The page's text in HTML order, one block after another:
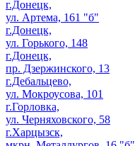
г.Донецк,
ул. Артема, 161 "б"
г.Донецк,
ул. Горького, 148
г.Донецк,
пр. Дзержинского, 13
г.Дебальцево,
ул. Мокроусова, 101
г.Горловка,
ул. Черняховского, 58
г.Харцызск,